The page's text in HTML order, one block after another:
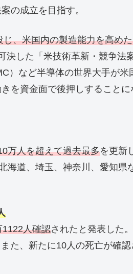
の成立を目指す。
、米国内の製造能力を高め
した「米技術革新・競争法案
）など半導体の世界大手が米
を資金面で後押しすることに
万人を超えて過去最多を更新
海道、埼玉、神奈川、愛知県
人確認されたと発表した
た、新たに10人の死亡が確認